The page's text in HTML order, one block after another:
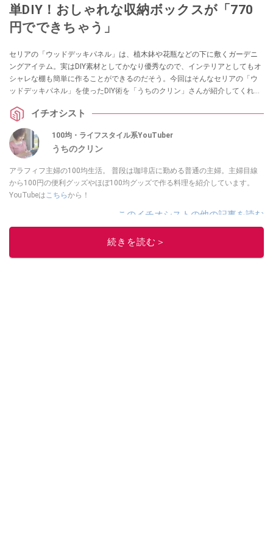
単DIY！おしゃれな収納ボックスが「770
円でできちゃう」
セリアの「ウッドデッキパネル」は、植木鉢や花瓶などの下に敷くガーデニ
ングアイテム。実はDIY素材としてかなり優秀なので、インテリアとしてもオ
シャレな棚も簡単に作ることができるのだそう。今回はそんなセリアの「ウ
ッドデッキパネル」を使ったDIY術を「うちのクリン」さんが紹介してくれま
てみてくださいね。
イチオシスト
100均・ライフスタイル系YouTuber
うちのクリン
アラフィフ主婦の100均生活。 普段は珈琲店に勤める普通の主婦。主婦目線
から100円の便利グッズやほぼ100均グッズで作る料理を紹介しています。
YouTubeは こちらから！
このイチオシストの他の記事を読む
続きを読む＞